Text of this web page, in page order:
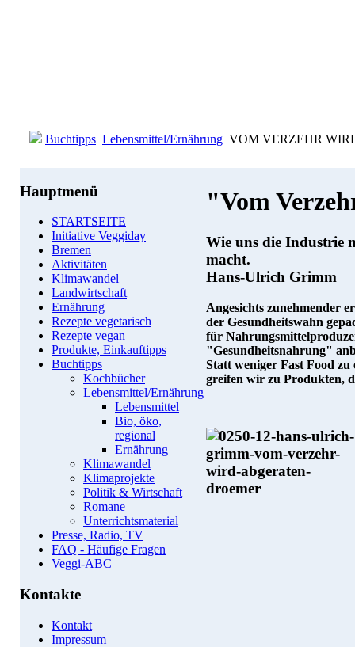
Buchtipps Lebensmittel/Ernährung VOM VERZEHR
Hauptmenü
STARTSEITE
Initiative Veggiday
Bremen
Aktivitäten
Klimawandel
Landwirtschaft
Ernährung
Rezepte vegetarisch
Rezepte vegan
Produkte, Einkauftipps
Buchtipps
Kochbücher
Lebensmittel/Ernährung
Lebensmittel
Bio, öko,
regional
Ernährung
Klimawandel
Klimaprojekte
Politik & Wirtschaft
Romane
Unterrichtsmaterial
Presse, Radio, TV
FAQ - Häufige Fragen
Veggi-ABC
Kontakte
Kontakt
Impressum
"Vom
Wie uns die Industrie
macht.
Hans-Ulrich Grimm
Angesichts zunehmender
der Gesundheitswahn
für
"Gesundheitsnahrung"
Statt weniger Fast Food zu
greifen wir zu Produkten,